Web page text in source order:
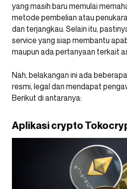
yang masih baru memulai
metode pembelian atau
dan terjangkau. Selain itu,
service yang siap membantu
maupun ada pertanyaan terkait
Nah, belakangan ini ada
resmi, legal dan mendapat
Berikut di antaranya:
Aplikasi crypto